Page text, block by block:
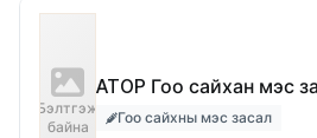
Бэлтгэж
байна
ATOP Гоо сайхан мэс
Гоо сайхны мэс засал